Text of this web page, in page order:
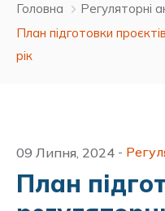
Новини
Публічна інформація
Ухвалені рішення
Проєкти рішень
Бюджет та фінанси
скликання
Керівництво міської
ЦНАП
Головна
Регуляторні
План підготовки
рік
09 Липня, 2024 -
План